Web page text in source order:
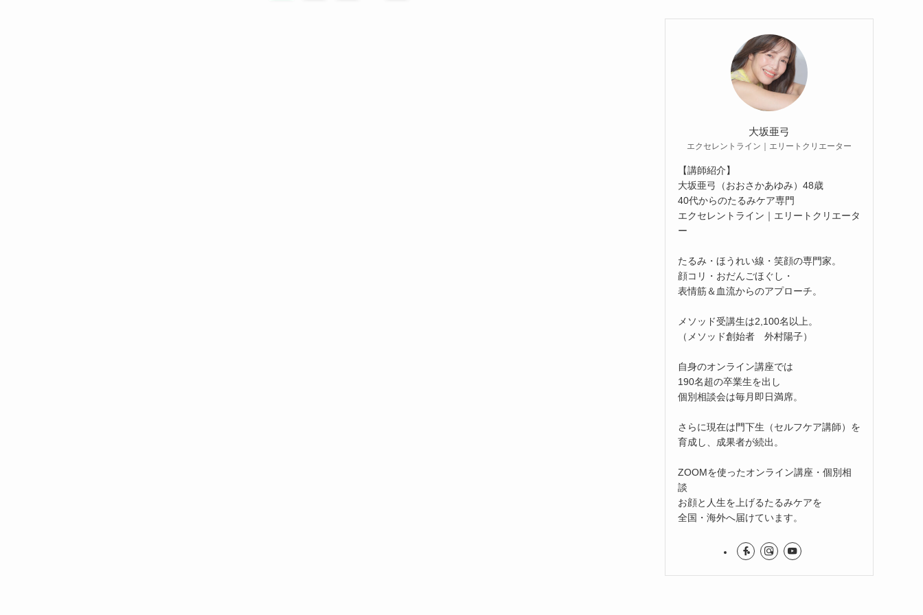
大坂亜弓
エクセレントライン｜エリートクリエーター
【講師紹介】
大坂亜弓（おおさかあゆみ）48歳
40代からのたるみケア専門
エクセレントライン｜エリートクリエータ
ー
たるみ・ほうれい線・笑顔の専門家。
顔コリ・おだんごほぐし・
表情筋＆血流からのアプローチ。
メソッド受講生は2,100名以上。
（メソッド創始者 外村陽子）
自身のオンライン講座では
190名超の卒業生を出し
個別相談会は毎月即日満席。
さらに現在は門下生（セルフケア講師）を
育成し、成果者が続出。
ZOOMを使ったオンライン講座・個別相
談
お顔と人生を上げるたるみケアを
全国・海外へ届けています。